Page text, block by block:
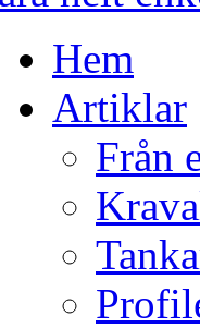
Hem
Artiklar
Från